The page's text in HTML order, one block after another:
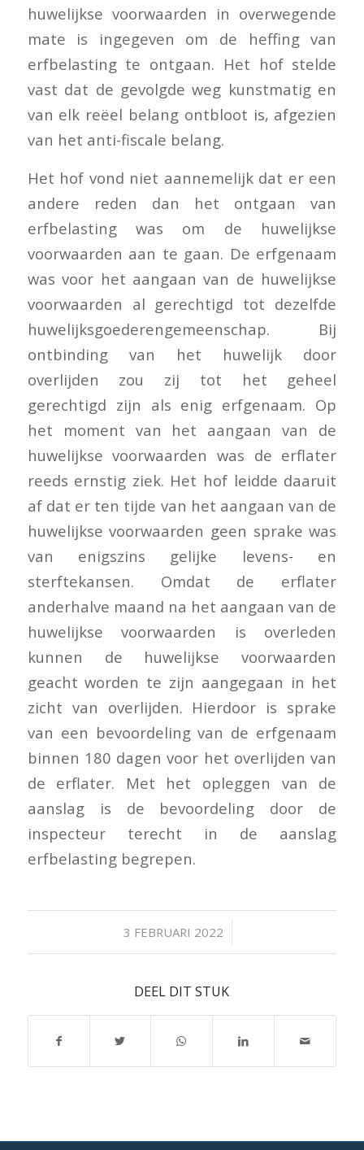
huwelijkse voorwaarden in overwegende
mate is ingegeven om de heffing van
erfbelasting te ontgaan. Het hof stelde
vast dat de gevolgde weg kunstmatig en
van elk reëel belang ontbloot is, afgezien
van het anti-fiscale belang.
Het hof vond niet aannemelijk dat er een
andere reden dan het ontgaan van
erfbelasting was om de huwelijkse
voorwaarden aan te gaan. De erfgenaam
was voor het aangaan van de huwelijkse
voorwaarden al gerechtigd tot dezelfde
huwelijksgoederengemeenschap. Bij
ontbinding van het huwelijk door
overlijden zou zij tot het geheel
gerechtigd zijn als enig erfgenaam. Op
het moment van het aangaan van de
huwelijkse voorwaarden was de erflater
reeds ernstig ziek. Het hof leidde daaruit
af dat er ten tijde van het aangaan van de
huwelijkse voorwaarden geen sprake was
van enigszins gelijke levens- en
sterftekansen. Omdat de erflater
anderhalve maand na het aangaan van de
huwelijkse voorwaarden is overleden
kunnen de huwelijkse voorwaarden
geacht worden te zijn aangegaan in het
zicht van overlijden. Hierdoor is sprake
van een bevoordeling van de erfgenaam
binnen 180 dagen voor het overlijden van
de erflater. Met het opleggen van de
aanslag is de bevoordeling door de
inspecteur terecht in de aanslag
erfbelasting begrepen.
3 FEBRUARI 2022
/
DEEL DIT STUK